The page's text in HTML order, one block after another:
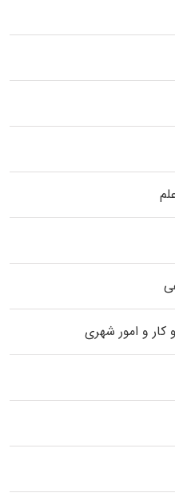
و امور شهری